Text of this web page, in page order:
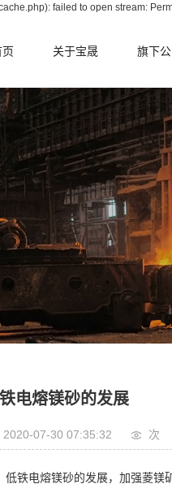
failed to open stream:
页 关于宝晟
公司简介
资质荣誉
合作伙伴
旗下
晟华中
宝耐
宝拓耐
电熔镁砂的发展
2020-07-30 07:35:32 次
低铁电熔镁砂的发展，加强菱镁